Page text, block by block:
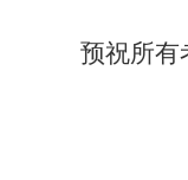
预祝所有